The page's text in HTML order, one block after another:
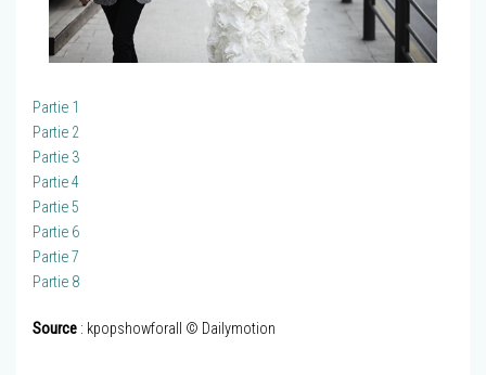
Partie 1
Partie 2
Partie 3
Partie 4
Partie 5
Partie 6
Partie 7
Partie 8
Source : kpopshowforall © Dailymotion